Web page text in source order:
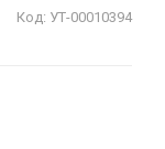
Код: УТ-00010394